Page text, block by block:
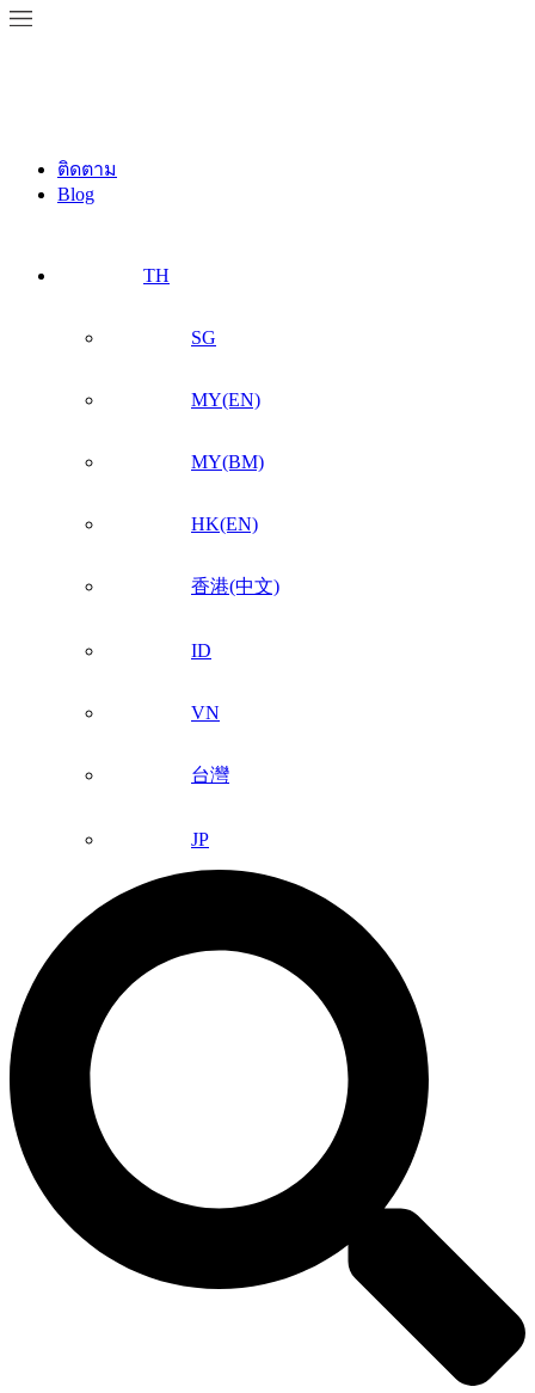
ติดตาม
Blog
TH
SG
MY(EN)
MY(BM)
HK(EN)
香港(中文)
ID
VN
台灣
JP